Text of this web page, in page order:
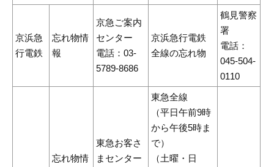
京浜急
行電鉄
忘れ物情
報
京急ご案内
センター
電話：03-
5789-8686
京浜急行電鉄
全線の忘れ物
鶴見警察
署
電話：
045-504-
0110
忘れ物情
東急お客さ
まセンター
東急全線
（平日午前9時
から午後5時ま
で）
（土曜・日